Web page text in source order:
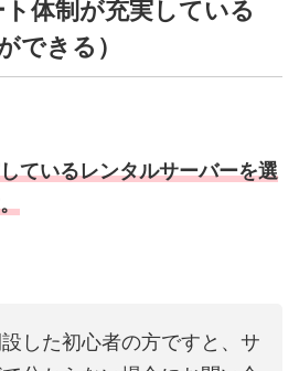
体制が充実している
できる）
ているレンタルサーバーを選
した初心者の方ですと、サ